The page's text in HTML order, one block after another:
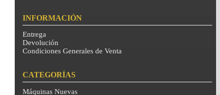
INFORMACIÓN
Entrega
Devolución
Condiciones Generales de Venta
CATEGORÍAS
Máquinas Nuevas